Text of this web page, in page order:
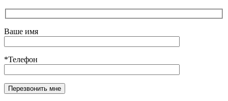
Ваше имя
*Телефон
Оставьте это поле пустым.